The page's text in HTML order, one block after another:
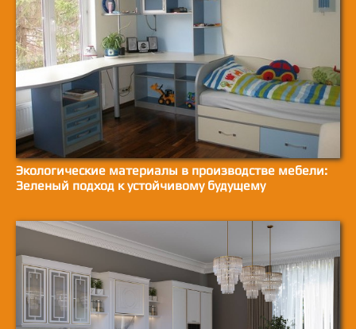
Экологические материалы в производстве мебели:
Зеленый подход к устойчивому будущему